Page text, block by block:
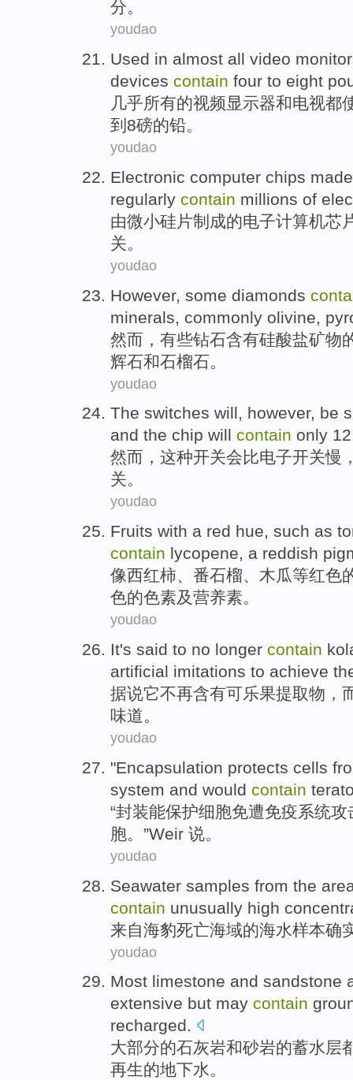
分。
youdao
Used in almost all video
devices contain four to eight
几乎所有的视频显示器和电视都
到 8磅的铅。
youdao
Electronic computer chips
regularly contain millions of
由微小硅片制成的电子计算机芯
关。
youdao
However, some diamonds
minerals
commonly olivine
然而 ， 有些钻石含有硅酸盐矿物
辉石和石榴石。
youdao
The switches will, however, be
and the chip will contain only
然而 ， 这种开关会比电子开关慢
关。
youdao
Fruits with a red hue, such as
contain lycopene, a reddish
像西红柿、 番石榴、 木瓜等红色
色的色素及营养素。
youdao
It's said to no longer contain
artificial imitations to achieve
据说它不再含有可乐果提取物 ，
味道。
youdao
"Encapsulation protects cells
system and would contain
“封装能保护细胞免遭免疫系统攻
胞。”Weir 说。
youdao
Seawater samples from the
contain unusually high
来自海豹死亡海域的海水样本确
youdao
Most limestone and sandstone
extensive but may contain
recharged.
大部分的石灰岩和砂岩的蓄水层
再生的地下水。